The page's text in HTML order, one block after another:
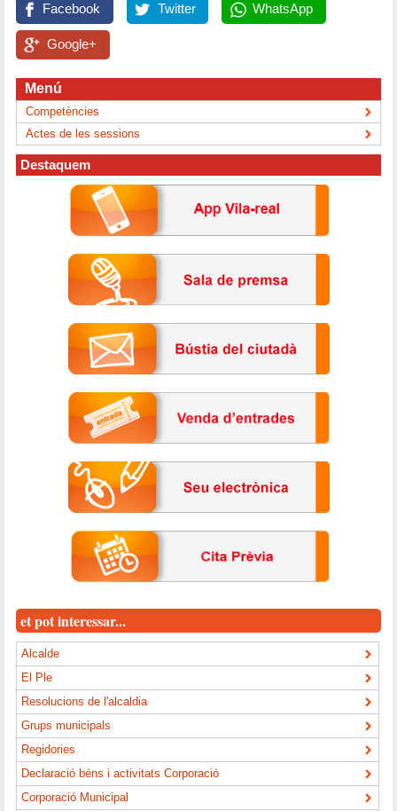
Facebook Twitter WhatsApp
Google+
Menú
Competències
Actes de les sessions
Destaquem
et pot interessar...
Alcalde
El Ple
Resolucions de l'alcaldia
Grups municipals
Regidories
Declaració béns i activitats Corporació
Corporació Municipal